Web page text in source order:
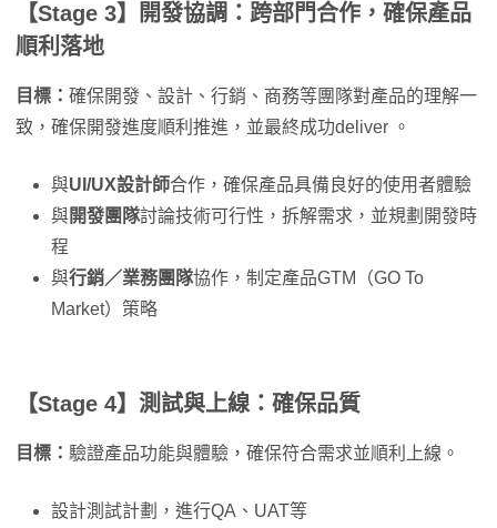
【Stage 3】開發協調：跨部門合作，確保產品
順利落地
目標： 確保開發、設計、行銷、商務等團隊對產品的理解一
致，確保開發進度順利推進，並最終成功deliver 。
與UI/UX設計師合作，確保產品具備良好的使用者體驗
與開發團隊討論技術可行性，拆解需求，並規劃開發時
程
與行銷／業務團隊協作，制定產品GTM（GO To
Market）策略
【Stage 4】測試與上線：確保品質
目標： 驗證產品功能與體驗，確保符合需求並順利上線。
設計測試計劃，進行QA、UAT等